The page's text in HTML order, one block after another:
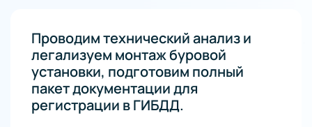
Проводим технический анализ и
легализуем монтаж буровой
установки, подготовим полный
пакет документации для
регистрации в ГИБДД.